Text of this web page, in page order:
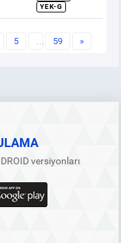
YEK-G
5 … 59 »
versiyonları